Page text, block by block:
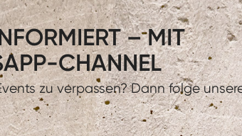
– MIT
CHANNEL
zu verpassen? Dann folge